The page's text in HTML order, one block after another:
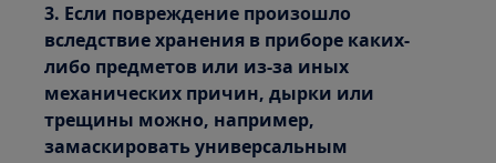
3. Если повреждение произошло
вследствие хранения в приборе каких-
либо предметов или из-за иных
механических причин, дырки или
трещины можно, например,
замаскировать универсальным